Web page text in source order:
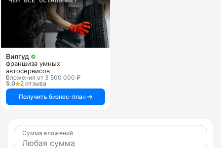
Вилгуд
франшиза умных
автосервисов
Вложения от 3 500 000 ₽
5.0
2 отзыва
Получить бизнес-план
Сумма вложений